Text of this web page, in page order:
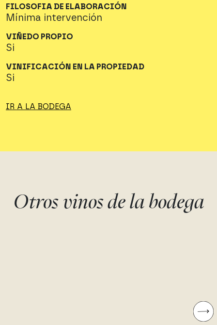
FILOSOFIA DE ELABORACIÓN
Mínima intervención
VIÑEDO PROPIO
Si
VINIFICACIÓN EN LA PROPIEDAD
Si
IR A LA BODEGA
Otros vinos de la bodega